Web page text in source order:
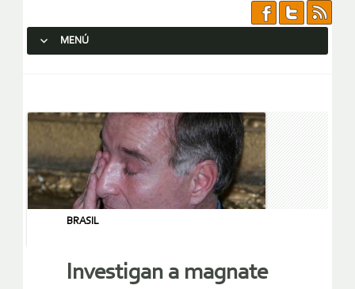
MENÚ
BRASIL
Investigan a magnate